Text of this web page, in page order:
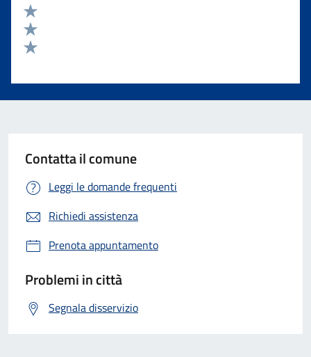
Valuta 4 stelle su 5
Valuta 3 stelle su 5
Valuta 2 stelle su 5
Contatta il comune
Leggi le domande frequenti
Richiedi assistenza
Prenota appuntamento
Problemi in città
Segnala disservizio